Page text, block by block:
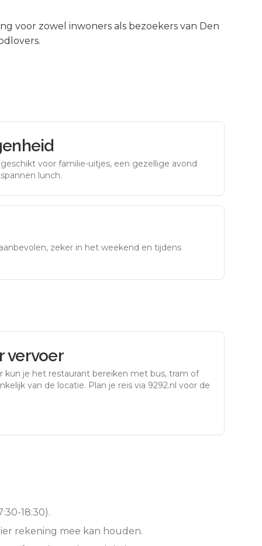
voor zowel inwoners als bezoekers van Den
voor familie-uitjes, een gezellige avond
lunch.
zeker in het weekend en tijdens
vervoer
kun je het restaurant bereiken met bus, tram of
van de locatie. Plan je reis via 9292.nl voor de
18:30).
rekening mee kan houden.